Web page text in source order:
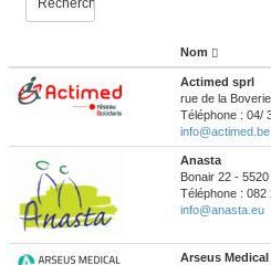
Nom
Actimed sprl
rue de la
Téléphone : 04/
info@actimed.be
Anasta
Bonair 22 -
Téléphone : 082
info@anasta.eu
Arseus Medical